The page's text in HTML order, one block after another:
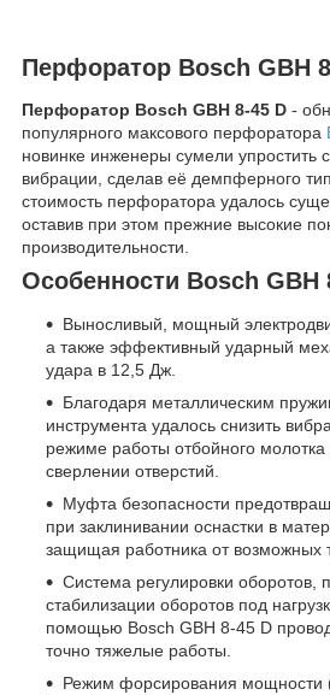
Перфоратор Bosch GBH
Перфоратор Bosch GBH 8-45 D -
популярного максового перфоратора
новинке инженеры сумели упростить
вибрации, сделав её демпферного
стоимость перфоратора удалось
оставив при этом прежние высокие
производительности.
Особенности Bosch GBH
Выносливый, мощный
а также эффективный ударный
удара в 12,5 Дж.
Благодаря металлическим
инструмента удалось снизить
режиме работы отбойного
сверлении отверстий.
Муфта безопасности
при заклинивании оснастки в
защищая работника от возможных
Система регулировки оборотов,
стабилизации оборотов под
помощью Bosch GBH 8-45 D
точно тяжелые работы.
Режим форсирования мощности